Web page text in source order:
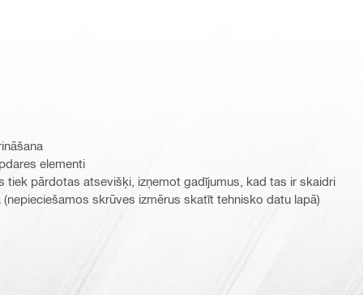
elementi
tiek pārdotas atsevišķi, izņemot gadījumus, kad tas ir skaidri
skrūves izmērus skatīt tehnisko datu lapā)